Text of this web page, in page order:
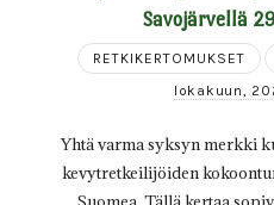
Savojärvellä
RETKIKERTOMUKSET
lokakuun,
Yhtä varma syksyn merkki
kevytretkeilijöiden